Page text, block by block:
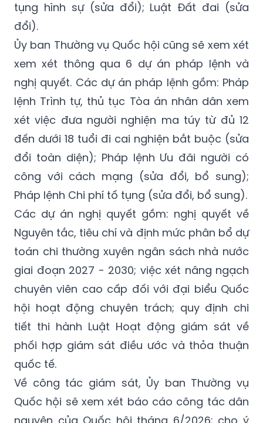
tụng hình sự (sửa đổi); Luật Đất đai (sửa
đổi).
Ủy ban Thường vụ Quốc hội cũng sẽ xem xét
xem xét thông qua 6 dự án pháp lệnh và
nghị quyết. Các dự án pháp lệnh gồm: Pháp
lệnh Trình tự, thủ tục Tòa án nhân dân xem
xét việc đưa người nghiện ma túy từ đủ 12
đến dưới 18 tuổi đi cai nghiện bắt buộc (sửa
đổi toàn diện); Pháp lệnh Ưu đãi người có
công với cách mạng (sửa đổi, bổ sung);
Pháp lệnh Chi phí tố tụng (sửa đổi, bổ sung).
Các dự án nghị quyết gồm: nghị quyết về
Nguyên tắc, tiêu chí và định mức phân bổ dự
toán chi thường xuyên ngân sách nhà nước
giai đoạn 2027 - 2030; việc xét nâng ngạch
chuyên viên cao cấp đối với đại biểu Quốc
hội hoạt động chuyên trách; quy định chi
tiết thi hành Luật Hoạt động giám sát về
phối hợp giám sát điều ước và thỏa thuận
quốc tế.
Về công tác giám sát, Ủy ban Thường vụ
Quốc hội sẽ xem xét báo cáo công tác dân